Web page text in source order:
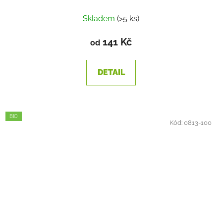
Skladem (>5 ks)
od 141 Kč
DETAIL
BIO
Kód:0813-100